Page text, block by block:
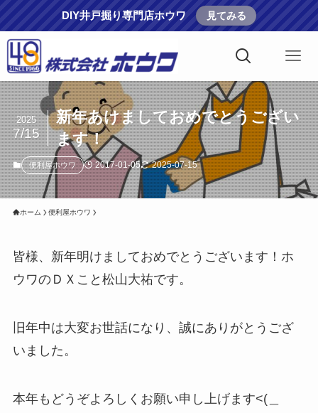
DIY井戸掘り専門店ホウワ 見てみる
新年あけましておめでとうござい
ます！
2025
7/15
便利屋ホウワ 2017-01-05 2025-07-15
ホーム 便利屋ホウワ
皆様、新年明けましておめでとうございます！ホ
ウワのＤＸこと松山大祐です。
旧年中は大変お世話になり、誠にありがとうござ
いました。
本年もどうぞよろしくお願い申し上げます<(＿